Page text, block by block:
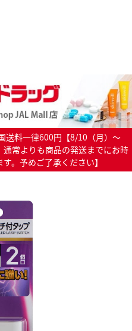
送料一律600円【8/10（月）～
常よりも商品の発送までにお時
。予めご了承ください】